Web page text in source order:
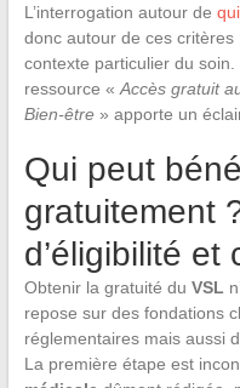
L’interrogation autour de
donc autour de ces
contexte particulier du
ressource « Accès gratuit
Bien-être» apporte un
Qui peut
gratuitement
d’éligibilité et
Obtenir la gratuité du VSL
repose sur des fondations
réglementaires mais aussi
La première étape est